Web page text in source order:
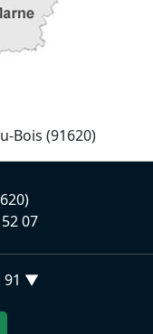
Bois (91620)
07
91 ▼